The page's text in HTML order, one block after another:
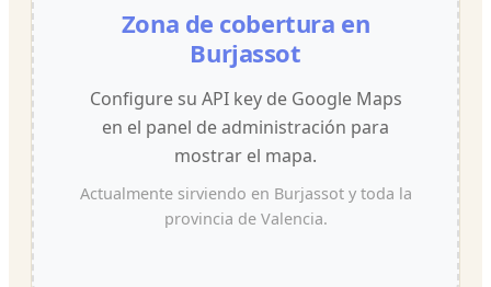
Zona de cobertura en
Burjassot
Configure su API key de Google Maps
en el panel de administración para
mostrar el mapa.
Actualmente sirviendo en Burjassot y toda la
provincia de Valencia.